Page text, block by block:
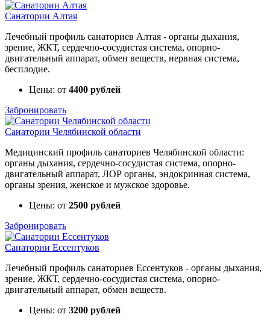
Санатории Алтая
Лечебный профиль санаториев Алтая - органы дыхания,
зрение, ЖКТ, сердечно-сосудистая система, опорно-
двигательный аппарат, обмен веществ, нервная система,
бесплодие.
Цены: от 4400 рублей
Забронировать
Санатории Челябинской области
Медицинский профиль санаториев Челябинской области:
органы дыхания, сердечно-сосудистая система, опорно-
двигательный аппарат, ЛОР органы, эндокринная система,
органы зрения, женское и мужское здоровье.
Цены: от 2500 рублей
Забронировать
Санатории Ессентуков
Лечебный профиль санаториев Ессентуков - органы дыхания,
зрение, ЖКТ, сердечно-сосудистая система, опорно-
двигательный аппарат, обмен веществ.
Цены: от 3200 рублей